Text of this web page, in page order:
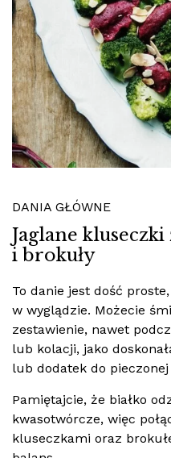
DANIA GŁÓWNE
Jaglane
i brokuły
To danie jest dość
w wyglądzie. Możecie
zestawienie, nawet
lub kolacji, jako
lub dodatek do
Pamiętajcie, że białko
kwasotwórcze, więc
kluseczkami oraz